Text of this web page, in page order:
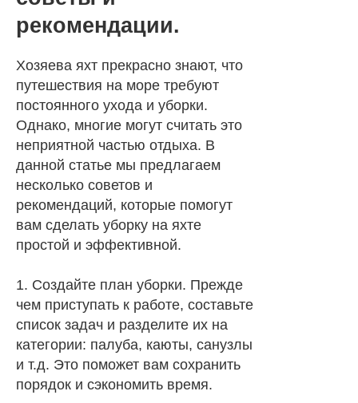
рекомендации.
Хозяева яхт прекрасно знают, что
путешествия на море требуют
постоянного ухода и уборки.
Однако, многие могут считать это
неприятной частью отдыха. В
данной статье мы предлагаем
несколько советов и
рекомендаций, которые помогут
вам сделать уборку на яхте
простой и эффективной.
1. Создайте план уборки. Прежде
чем приступать к работе, составьте
список задач и разделите их на
категории: палуба, каюты, санузлы
и т.д. Это поможет вам сохранить
порядок и сэкономить время.